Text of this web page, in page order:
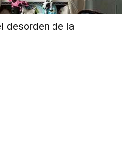
desorden de la